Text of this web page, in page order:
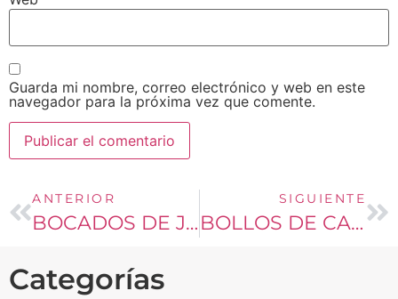
Guarda mi nombre, correo electrónico y web en este
navegador para la próxima vez que comente.
ANTERIOR
BOCADOS DE JALAPEÑOS
SIGUIENTE
BOLLOS DE CAMOTE
Categorías